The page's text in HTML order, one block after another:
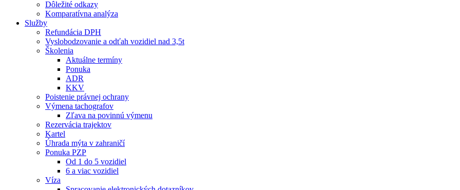
Dôležité odkazy
Komparatívna analýza
Služby
Refundácia DPH
Vyslobodzovanie a odťah vozidiel nad 3,5t
Školenia
Aktuálne termíny
Ponuka
ADR
KKV
Poistenie právnej ochrany
Výmena tachografov
Zľava na povinnú výmenu
Rezervácia trajektov
Kartel
Úhrada mýta v zahraničí
Ponuka PZP
Od 1 do 5 vozidiel
6 a viac vozidiel
Víza